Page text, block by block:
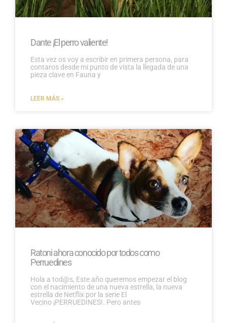
Dante ¡El perro valiente!
Esta vez os voy a escribir en primera persona, para
contaros desde mi punto de vista la llegada de una
pieza clave en Fauna y
LEER MÁS »
Ratoni ahora conocido por todos como
Perruedines
Hola a tod@s, Este año queremos empezar el blog
con el nacimiento de una nueva estrella, la nueva
estrella de Netflix por la serie El
Vecino ¡PERRUEDINES!. Pero antes